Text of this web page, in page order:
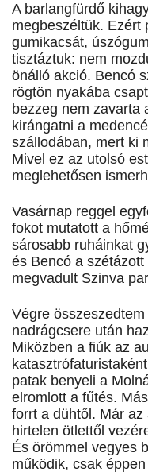
A barlangfürdő
megbeszéltük. Ezért
gumikacsát,
tisztáztuk: nem
önálló akció. Bencó
rögtön nyakába
bezzeg nem zavarta
kirángatni a
szállodában, mert ki
Mivel ez az utolsó
meglehetősen
Vasárnap reggel
fokot mutatott a
sárosabb ruháinkat
és Bencó a
megvadult Szinva
Végre
nadrágcsere után
Miközben a fiúk az
patak benyeli a
elromlott a fűtés.
forrt a dühtől. Már
hirtelen ötlettől
És örömmel vegyes
működik, csak